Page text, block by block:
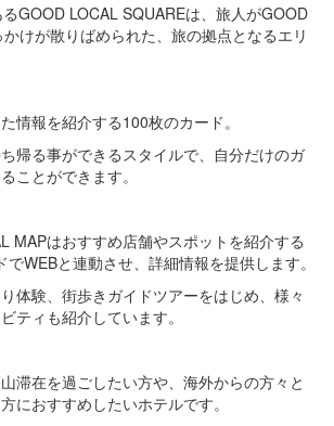
GOOD LOCAL SQUAREは、旅人がGOOD
けが散りばめられた、旅の拠点となるエリ
情報を紹介する100枚のカード。
帰る事ができるスタイルで、自分だけのガ
ことができます。
MAPはおすすめ店舗やスポットを紹介する
WEBと連動させ、詳細情報を提供します。
体験、街歩きガイドツアーをはじめ、様々
ティも紹介しています。
滞在を過ごしたい方や、海外からの方々と
におすすめしたいホテルです。